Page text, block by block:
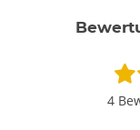
Schmerz ist ein
Gleitgel,
Komfortgrenze.
4